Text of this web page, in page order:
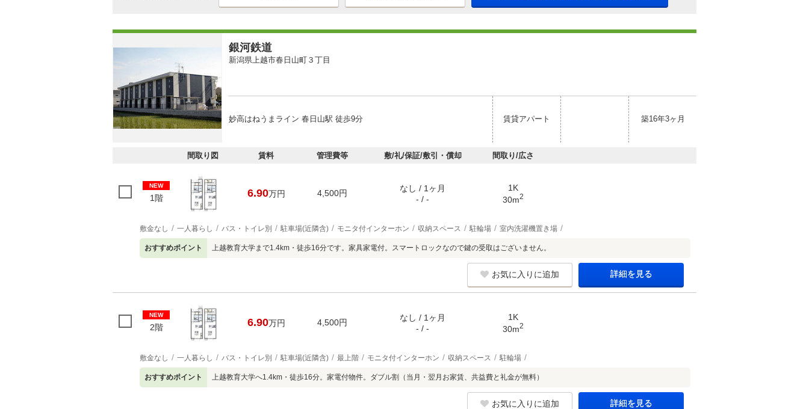
銀河鉄道
新潟県上越市春日山町３丁目
妙高はねうまライン 春日山駅 徒歩9分 賃貸アパート 築16年3ヶ月
間取り図 賃料 管理費等 敷/礼/保証/敷引・償却 間取り/広さ
NEW
1階 6.90万円 4,500円
なし / 1ヶ月
- / -
1K
30m2
敷金なし 一人暮らし バス・トイレ別 駐車場(近隣含) モニタ付インターホン 収納スペース 駐輪場 室内洗濯機置き場
おすすめポイント 上越教育大学まで1.4km・徒歩16分です。家具家電付。スマートロックなので鍵の受取はございません。
お気に入りに追加 詳細を見る
NEW
2階 6.90万円 4,500円
なし / 1ヶ月
- / -
1K
30m2
敷金なし 一人暮らし バス・トイレ別 駐車場(近隣含) 最上階 モニタ付インターホン 収納スペース 駐輪場
おすすめポイント 上越教育大学へ1.4km・徒歩16分。家電付物件。ダブル割（当月・翌月お家賃、共益費と礼金が無料）
お気に入りに追加 詳細を見る